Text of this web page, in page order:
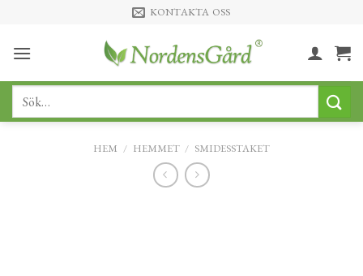
content
KONTAKTA OSS
Sök
HEM / HEMMET / SMIDESSTAKET